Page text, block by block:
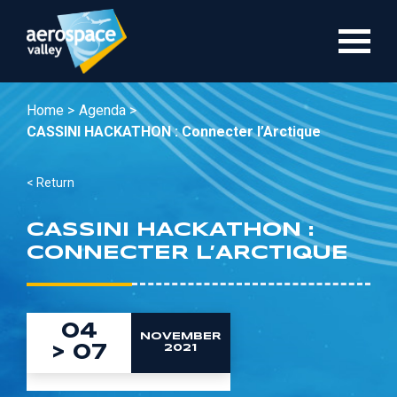
main
Home > Agenda >
CASSINI HACKATHON : Connecter l’Arctique
< Return
CASSINI HACKATHON :
CONNECTER L’ARCTIQUE
04
> 07
NOVEMBER
2021